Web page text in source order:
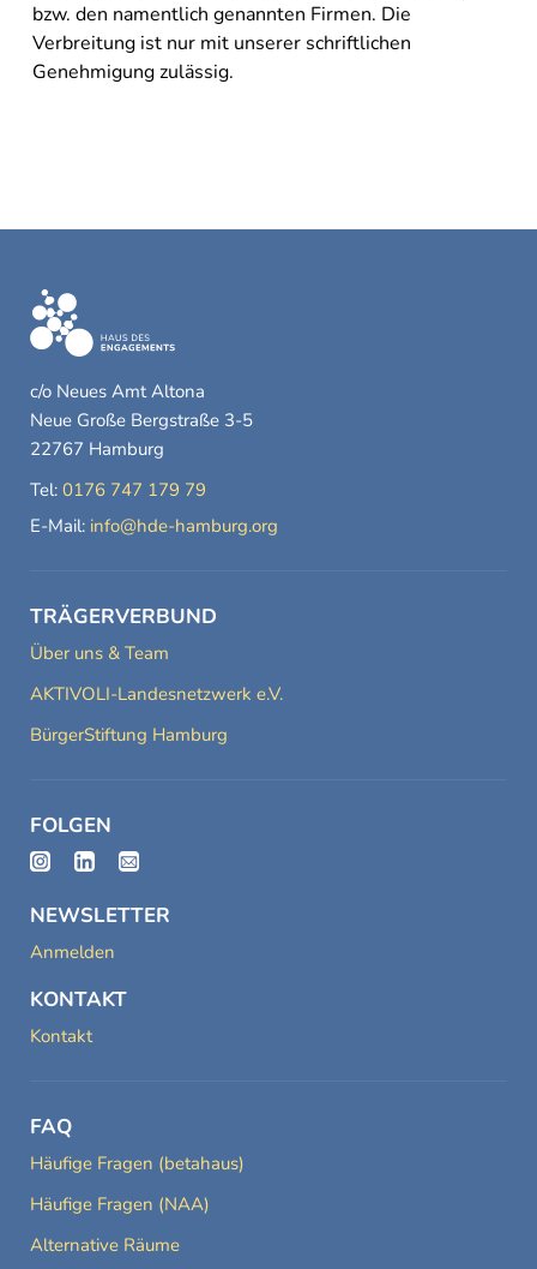
bzw. den namentlich genannten Firmen. Die
Verbreitung ist nur mit unserer schriftlichen
Genehmigung zulässig.
c/o Neues Amt Altona
Neue Große Bergstraße 3-5
22767 Hamburg
Tel: 0176 747 179 79
E-Mail: info@hde-hamburg.org
TRÄGERVERBUND
Über uns & Team
AKTIVOLI-Landesnetzwerk e.V.
BürgerStiftung Hamburg
FOLGEN
NEWSLETTER
Anmelden
KONTAKT
Kontakt
FAQ
Häufige Fragen (betahaus)
Häufige Fragen (NAA)
Alternative Räume